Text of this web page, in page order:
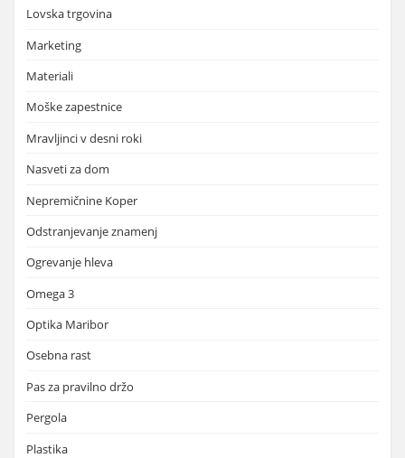
Lovska trgovina
Marketing
Materiali
Moške zapestnice
Mravljinci v desni roki
Nasveti za dom
Nepremičnine Koper
Odstranjevanje znamenj
Ogrevanje hleva
Omega 3
Optika Maribor
Osebna rast
Pas za pravilno držo
Pergola
Plastika